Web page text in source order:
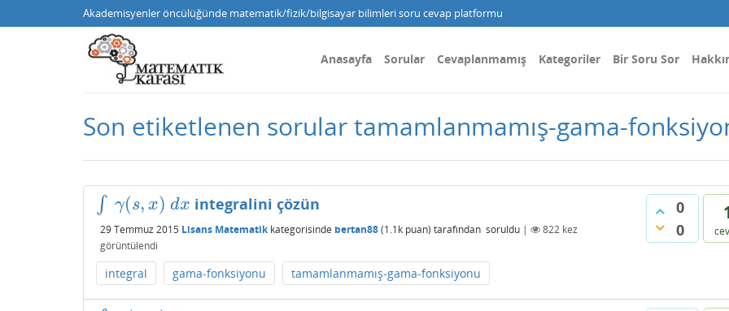
Akademisyenler öncülüğünde matematik/fizik/bilgisayar bilimleri soru cevap platformu
Anasayfa Sorular Cevaplanmamış Kategoriler Bir Soru Sor
Son etiketlenen sorular tamamlanmamış-gama-
0
0
∫ γ(s, x) dx
∫γ s,x)d x integralini çözün
29 Temmuz 2015 Lisans Matematikkategorisinde bertan88(1.1k puan) tarafından soruldu | 822 kez
görüntülendi
integral gama-fonksiyonu tamamlanmamış-gama-fonksiyonu